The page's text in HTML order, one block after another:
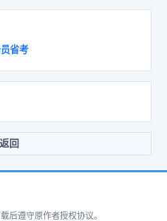
省考
返回
后遵守原作者授权协议。